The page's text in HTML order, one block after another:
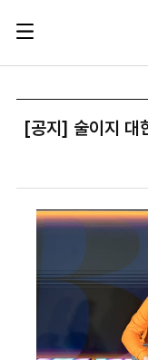
초대링크? 이렇게 활
이 링
가입 : 부정행
첫구매 : 부정행위
[공지] 술이지 대